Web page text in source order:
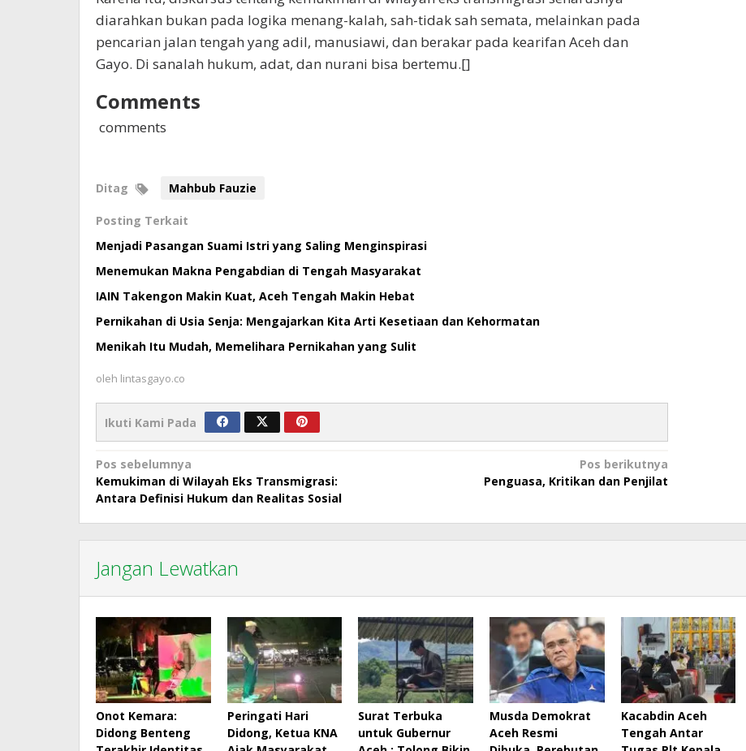
diarahkan bukan pada logika menang-kalah, sah-tidak sah semata, melainkan pada
pencarian jalan tengah yang adil, manusiawi, dan berakar pada kearifan Aceh dan
Gayo. Di sanalah hukum, adat, dan nurani bisa bertemu.[]
Comments
comments
Ditag Mahbub Fauzie
Posting Terkait
Menjadi Pasangan Suami Istri yang Saling Menginspirasi
Menemukan Makna Pengabdian di Tengah Masyarakat
IAIN Takengon Makin Kuat, Aceh Tengah Makin Hebat
Pernikahan di Usia Senja: Mengajarkan Kita Arti Kesetiaan dan Kehormatan
Menikah Itu Mudah, Memelihara Pernikahan yang Sulit
oleh lintasgayo.co
Ikuti Kami Pada
Navigasi
pos
Pos sebelumnya
Kemukiman di Wilayah Eks Transmigrasi:
Antara Definisi Hukum dan Realitas Sosial
Pos berikutnya
Penguasa, Kritikan dan Penjilat
Jangan Lewatkan
Onot Kemara:
Didong Benteng
Peringati Hari
Didong, Ketua KNA
Surat Terbuka
untuk Gubernur
Musda Demokrat
Aceh Resmi
Kacabdin Aceh
Tengah Antar